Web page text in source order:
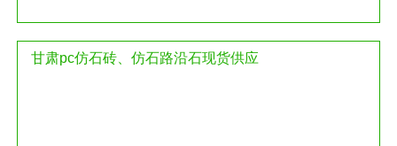
甘肃pc仿石砖、仿石路沿石现货供应